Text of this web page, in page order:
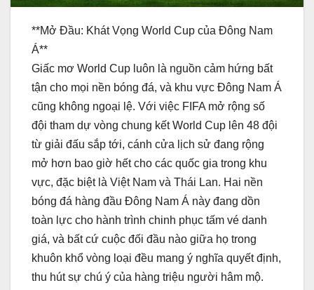
**Mở Đầu: Khát Vọng World Cup của Đông Nam
Á**
Giấc mơ World Cup luôn là nguồn cảm hứng bất
tận cho mọi nền bóng đá, và khu vực Đông Nam Á
cũng không ngoại lệ. Với việc FIFA mở rộng số
đội tham dự vòng chung kết World Cup lên 48 đội
từ giải đấu sắp tới, cánh cửa lịch sử đang rộng
mở hơn bao giờ hết cho các quốc gia trong khu
vực, đặc biệt là Việt Nam và Thái Lan. Hai nền
bóng đá hàng đầu Đông Nam Á này đang dồn
toàn lực cho hành trình chinh phục tấm vé danh
giá, và bất cứ cuộc đối đầu nào giữa họ trong
khuôn khổ vòng loại đều mang ý nghĩa quyết định,
thu hút sự chú ý của hàng triệu người hâm mộ.